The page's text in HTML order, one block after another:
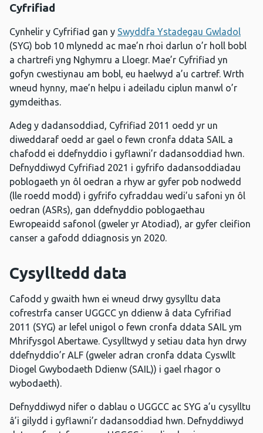
Cyfrifiad
Cynhelir y Cyfrifiad gan y Swyddfa Ystadegau Gwladol
(SYG) bob 10 mlynedd ac mae’n rhoi darlun o’r holl bobl
a chartrefi yng Nghymru a Lloegr. Mae’r Cyfrifiad yn
gofyn cwestiynau am bobl, eu haelwyd a’u cartref. Wrth
wneud hynny, mae’n helpu i adeiladu ciplun manwl o’r
gymdeithas.
Adeg y dadansoddiad, Cyfrifiad 2011 oedd yr un
diweddaraf oedd ar gael o fewn cronfa ddata SAIL a
chafodd ei ddefnyddio i gyflawni’r dadansoddiad hwn.
Defnyddiwyd Cyfrifiad 2021 i gyfrifo dadansoddiadau
poblogaeth yn ôl oedran a rhyw ar gyfer pob nodwedd
(lle roedd modd) i gyfrifo cyfraddau wedi’u safoni yn ôl
oedran (ASRs), gan ddefnyddio poblogaethau
Ewropeaidd safonol (gweler yr Atodiad), ar gyfer cleifion
canser a gafodd ddiagnosis yn 2020.
Cysylltedd data
Cafodd y gwaith hwn ei wneud drwy gysylltu data
cofrestrfa canser UGGCC yn ddienw â data Cyfrifiad
2011 (SYG) ar lefel unigol o fewn cronfa ddata SAIL ym
Mhrifysgol Abertawe. Cysylltwyd y setiau data hyn drwy
ddefnyddio’r ALF (gweler adran cronfa ddata Cyswllt
Diogel Gwybodaeth Ddienw (SAIL)) i gael rhagor o
wybodaeth).
Defnyddiwyd nifer o dablau o UGGCC ac SYG a’u cysylltu
â’i gilydd i gyflawni’r dadansoddiad hwn. Defnyddiwyd